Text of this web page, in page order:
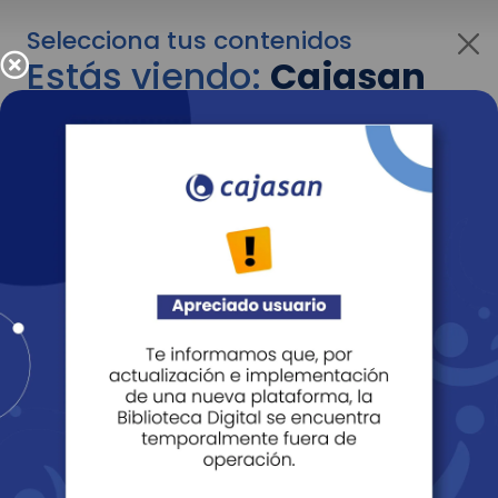
Selecciona tus contenidos
Estás viendo:Cajasan
para personas
Para cambiar al contenido de tu interés más
adelante recuerda utilizar el menú
Entendido